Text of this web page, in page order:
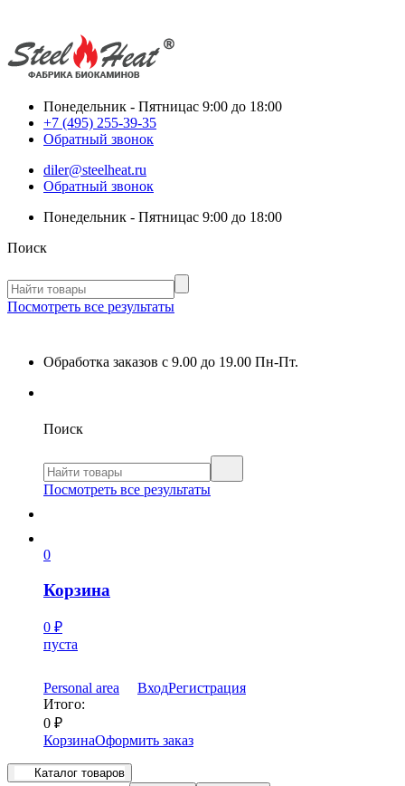
Понедельник - Пятницас 9:00 до 18:00
+7 (495) 255-39-35
Обратный звонок
diler@steelheat.ru
Обратный звонок
Понедельник - Пятницас 9:00 до 18:00
Поиск
Посмотреть все результаты
Обработка заказов с 9.00 до 19.00 Пн-Пт.
Поиск
Посмотреть все результаты
0
Корзина
0 ₽
пуста
Personal area ВходРегистрация
Итого:
0 ₽
КорзинаОформить заказ
Каталог товаров